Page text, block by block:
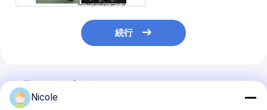
続行
推薦されたプロダクト
Nicole